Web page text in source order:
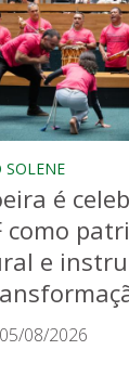
SOLENE
é
como
e
08/2026